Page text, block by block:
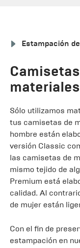
Estampación
Sólo utilizamos
tus camisetas de
hombre están
versión Classic
las camisetas de
mismo tejido de
Premium está
calidad. Al
de mujer están
Con el fin de
estampación en